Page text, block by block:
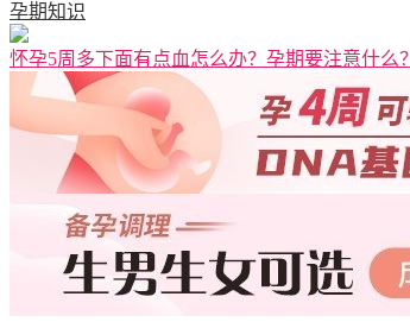
孕期知识
怀孕5周多下面有点血怎么办？孕期要注意什么？